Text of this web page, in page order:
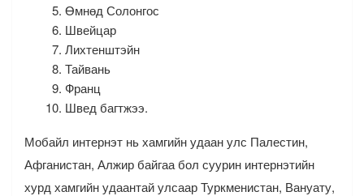
Өмнөд Солонгос
Швейцар
Лихтенштэйн
Тайвань
Франц
Швед багтжээ.
Мобайл интернэт нь хамгийн удаан улс Палестин,
Афганистан, Алжир байгаа бол суурин интернэтийн
хурд хамгийн удаантай улсаар Туркменистан, Вануату,